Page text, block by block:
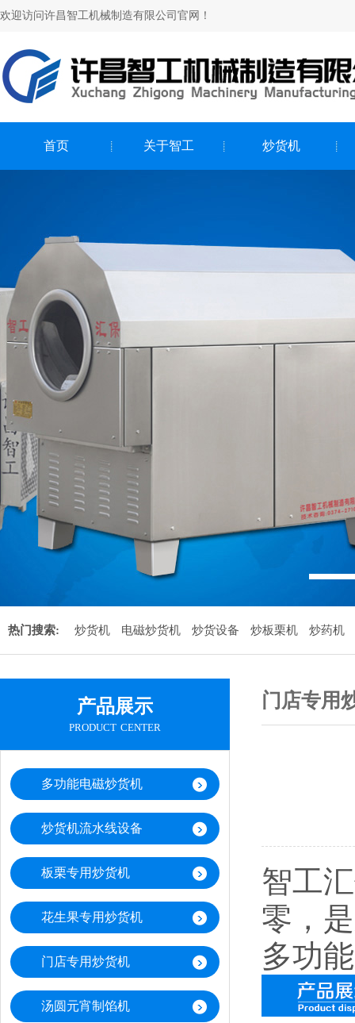
欢迎访问许昌智工机械制造有限公司官网！
首页 关于智工 炒货机
热门搜索: 炒货机 电磁炒货机 炒货设备 炒板栗机 炒药机
产品展示
product center
多功能电磁炒货机
炒货机流水线设备
板栗专用炒货机
花生果专用炒货机
门店专用炒货机
汤圆元宵制馅机
门店专用
智工
零，
多功